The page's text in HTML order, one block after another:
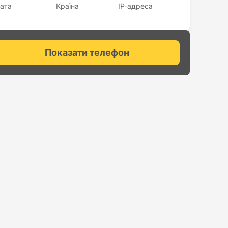
Країна IP-адреса
Показати телефон